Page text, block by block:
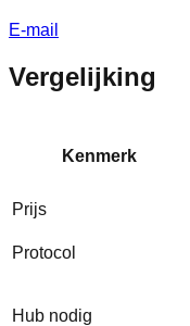
E-mail
Vergelijking
Kenmerk
Prijs
Protocol
Hub nodig